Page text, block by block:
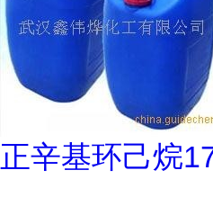
正辛基环己烷